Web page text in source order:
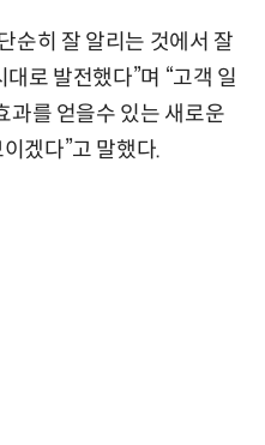
순히 잘 알리는 것에서 잘
로 발전했다”며 “고객 일
과를 얻을수 있는 새로운
겠다”고 말했다.